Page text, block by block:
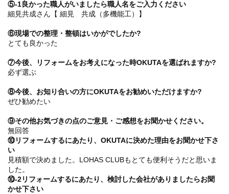
⑤-1良かった職人がいましたら職人名をご入力ください
細見共成さん【 細見 共成（多機能工）】
⑥現場での整理・整頓はいかがでしたか?
とても良かった
⑦今後、リフォームをお考えになった時OKUTAを選ばれますか?
必ず選ぶ
⑧今後、お知り合いの方にOKUTAをお勧めいただけますか?
ぜひ勧めたい
⑨その他お気づきの点のご意見・ご感想をお聞かせください。
無回答
⑩リフォームするにあたり、OKUTAに決めた理由をお聞かせ下さ
い
見積額で決めました。LOHAS CLUBもとても便利そうだと思いま
した。
⑩-2リフォームするにあたり、検討した会社がありましたらお聞
かせ下さい